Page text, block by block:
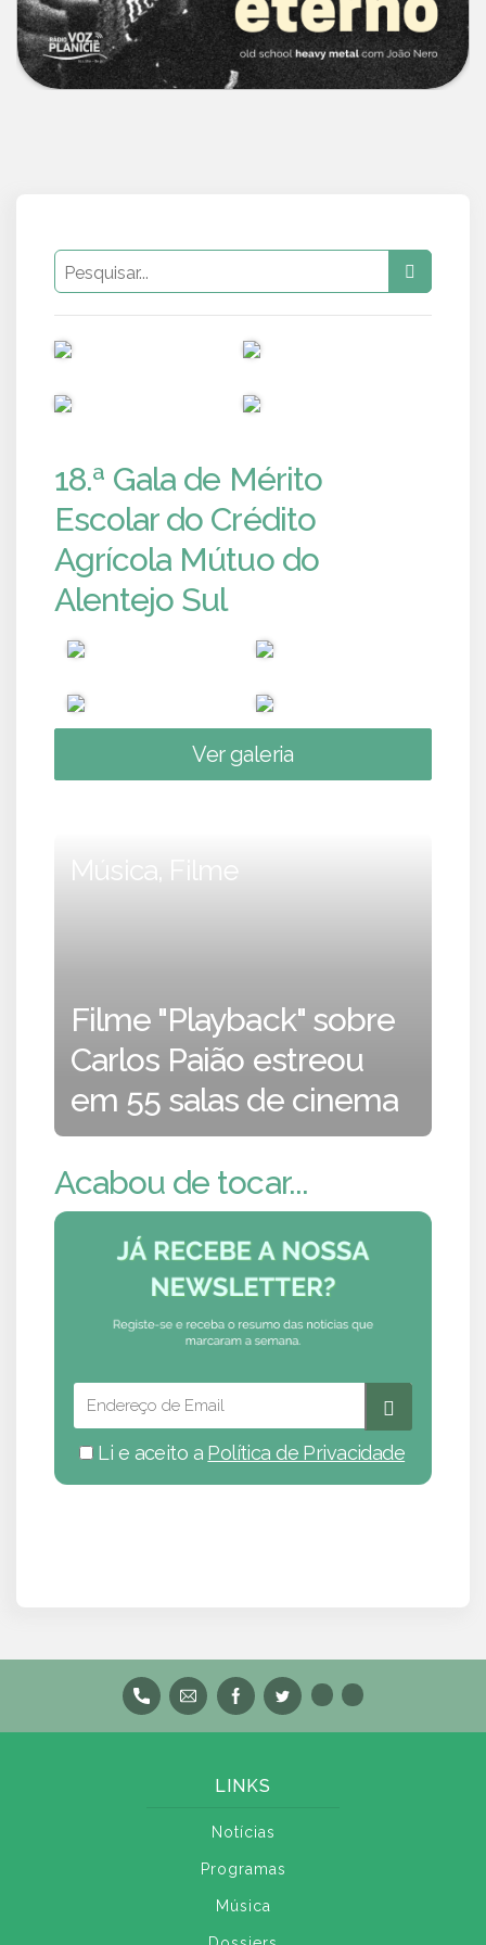
18.ª Gala de Mérito
Escolar do Crédito
Agrícola Mútuo do
Alentejo Sul
Ver galeria
Música, Filme
Filme "Playback" sobre
Carlos Paião estreou
em 55 salas de cinema
Acabou de tocar...
Li e aceito a Política de Privacidade
LINKS
Notícias
Programas
Música